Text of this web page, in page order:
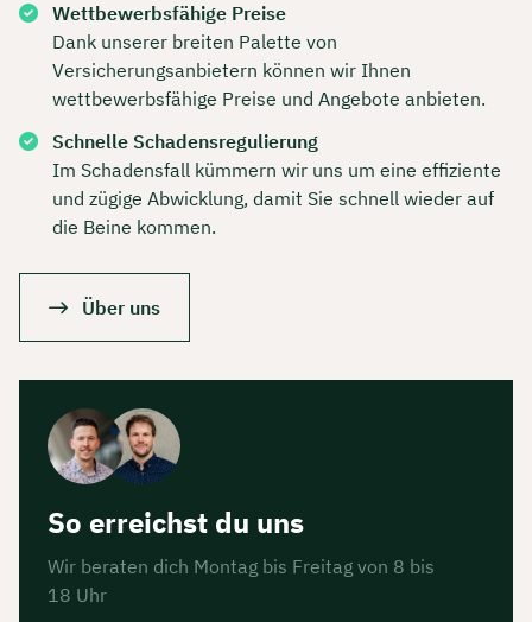
Wettbewerbsfähige Preise
Dank unserer breiten Palette von
Versicherungsanbietern können wir Ihnen
wettbewerbsfähige Preise und Angebote anbieten.
Schnelle Schadensregulierung
Im Schadensfall kümmern wir uns um eine effiziente
und zügige Abwicklung, damit Sie schnell wieder auf
die Beine kommen.
Über uns
So erreichst du uns
Wir beraten dich Montag bis Freitag von 8 bis
18 Uhr